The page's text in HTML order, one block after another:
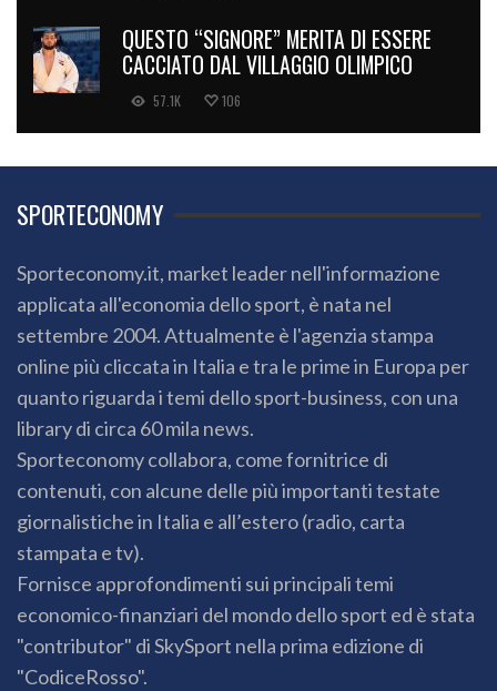
QUESTO “SIGNORE” MERITA DI ESSERE
CACCIATO DAL VILLAGGIO OLIMPICO
57.1K 106
SPORTECONOMY
Sporteconomy.it, market leader nell'informazione
applicata all'economia dello sport, è nata nel
settembre 2004. Attualmente è l'agenzia stampa
online più cliccata in Italia e tra le prime in Europa per
quanto riguarda i temi dello sport-business, con una
library di circa 60 mila news.
Sporteconomy collabora, come fornitrice di
contenuti, con alcune delle più importanti testate
giornalistiche in Italia e all’estero (radio, carta
stampata e tv).
Fornisce approfondimenti sui principali temi
economico-finanziari del mondo dello sport ed è stata
"contributor" di SkySport nella prima edizione di
"CodiceRosso".